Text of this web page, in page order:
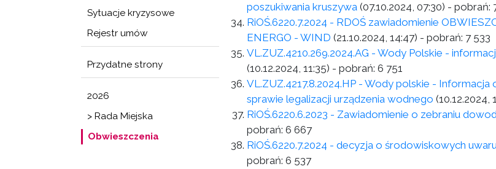
Sytuacje kryzysowe
Rejestr umów
Przydatne strony
2026
> Rada Miejska
Obwieszczenia
poszukiwania kruszywa (07.10.2024, 07:30) - pobrań:
RiOŚ.6220.7.2024 - RDOŚ zawiadomienie
ENERGO - WIND (21.10.2024, 14:47) - pobrań: 7 533
VL.ZUZ.4210.269.2024.AG - Wody Polskie -
(10.12.2024, 11:35) - pobrań: 6 751
VL.ZUZ.4217.8.2024.HP - Wody polskie -
sprawie legalizacji urządzenia wodnego (10.12.2024,
RiOŚ.6220.6.2023 - Zawiadomienie o zebraniu
pobrań: 6 667
RiOŚ.6220.7.2024 - decyzja o środowiskowych
pobrań: 6 537